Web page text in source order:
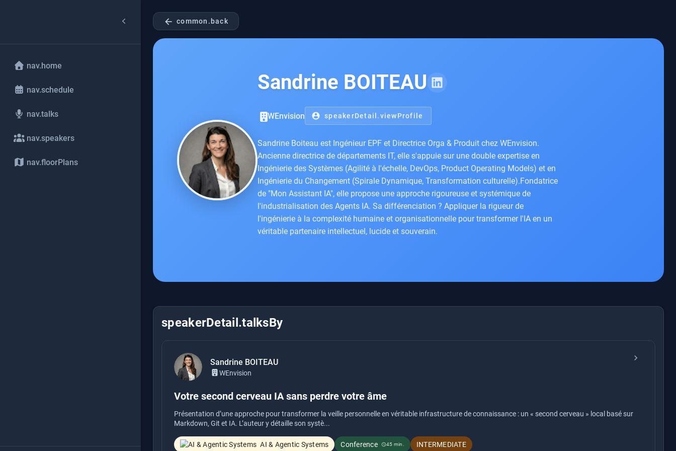
nav.home
nav.schedule
nav.talks
nav.speakers
nav.floorPlans
arrow_back common.back
Sandrine BOITEAU
WEnvision account_circle speakerDetail.viewProfile
Sandrine Boiteau est Ingénieur EPF et Directrice Orga & Produit chez WEnvision.
Ancienne directrice de départements IT, elle s'appuie sur une double expertise en
Ingénierie des Systèmes (Agilité à l'échelle, DevOps, Product Operating Models) et en
Ingénierie du Changement (Spirale Dynamique, Transformation culturelle).Fondatrice
de "Mon Assistant IA", elle propose une approche rigoureuse et systémique de
l'industrialisation des Agents IA. Sa différenciation ? Appliquer la rigueur de
l'ingénierie à la complexité humaine et organisationnelle pour transformer l'IA en un
véritable partenaire intellectuel, lucide et souverain.
speakerDetail.talksBy
Sandrine BOITEAU
WEnvision
chevron_right
Votre second cerveau IA sans perdre votre âme
Présentation d’une approche pour transformer la veille personnelle en véritable infrastructure de connaissance : un « second cerveau » local basé sur
Markdown, Git et IA. L’auteur y détaille son systè...
AI & Agentic Systems Conference schedule45 min. INTERMEDIATE